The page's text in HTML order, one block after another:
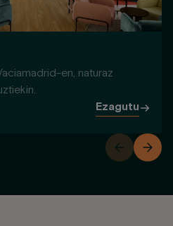
en, naturaz
Ezagutu